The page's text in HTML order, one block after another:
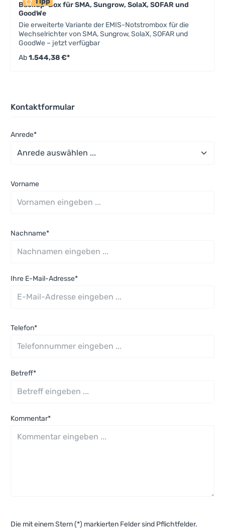
Backup-Box für SMA, Sungrow, SolaX, SOFAR und
GoodWe
Die erweiterte Variante der EMIS-Notstrombox für die
Wechselrichter von SMA, Sungrow, SolaX, SOFAR und
GoodWe – jetzt verfügbar
Ab1.544,38 €*
Kontaktformular
Anrede*
Vorname
Nachname*
Ihre E-Mail-Adresse*
Telefon*
Betreff*
Kommentar*
Die mit einem Stern (*) markierten Felder sind Pflichtfelder.